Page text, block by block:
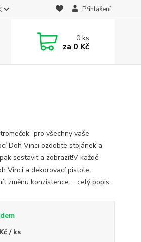
Přihlášení
0ks
za 0 Kč
pro všechny vaše
Doh Vinci ozdobte stojánek a
sestavit a zobrazit!V každé
Vinci a dekorovací pistole.
změnu konzistence ... celý popis
/ ks